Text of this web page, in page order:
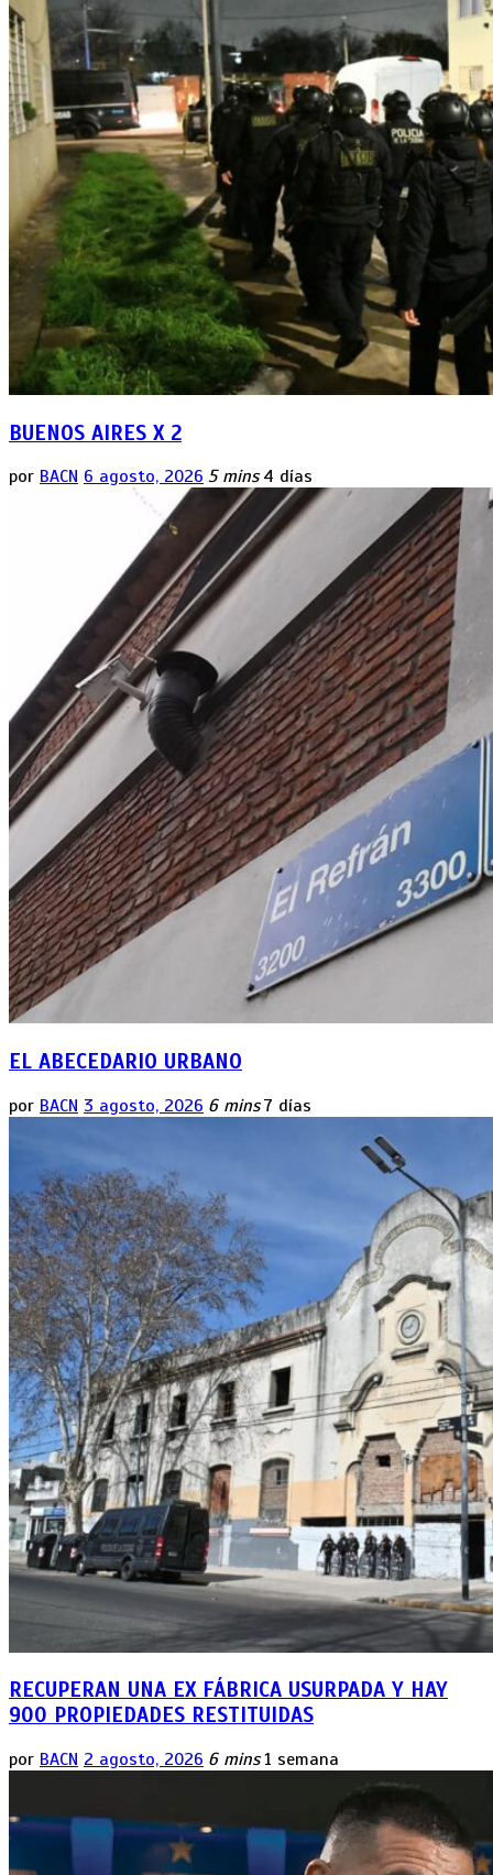
BUENOS AIRES X 2
por BACN 6 agosto, 2026 5 mins 4 días
EL ABECEDARIO URBANO
por BACN 3 agosto, 2026 6 mins 7 días
RECUPERAN UNA EX FÁBRICA USURPADA Y HAY
900 PROPIEDADES RESTITUIDAS
por BACN 2 agosto, 2026 6 mins 1 semana